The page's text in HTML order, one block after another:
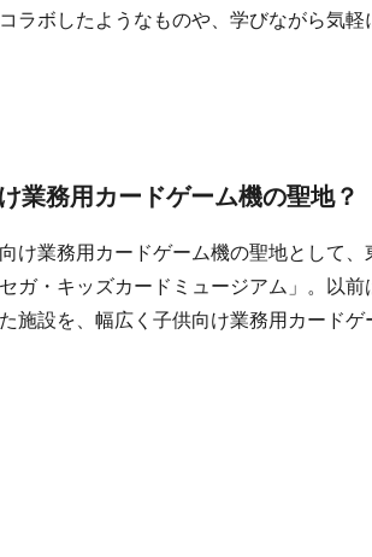
ラボしたようなものや、学びながら気
業務用カードゲーム機の聖地？
け業務用カードゲーム機の聖地として
ガ・キッズカードミュージアム」。以
施設を、幅広く子供向け業務用カード